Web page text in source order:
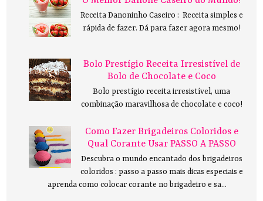
Receita Danoninho Caseiro : Receita simples e
rápida de fazer. Dá para fazer agora mesmo!
Bolo Prestígio Receita Irresistível de
Bolo de Chocolate e Coco
Bolo prestígio receita irresistível, uma
combinação maravilhosa de chocolate e coco!
Como Fazer Brigadeiros Coloridos e
Qual Corante Usar PASSO A PASSO
Descubra o mundo encantado dos brigadeiros
coloridos : passo a passo mais dicas especiais e
aprenda como colocar corante no brigadeiro e sa...